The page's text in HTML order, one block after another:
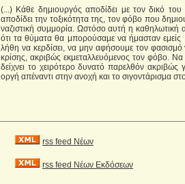
(...) Κάθε δημιουργός αποδίδει με τον δικό
αποδίδει την τοξικότητα της, τον φόβο που
ναζιστική συμμορία. Ωστόσο αυτή η καθηλωτική
ότι τα θύματα θα μπορούσαμε να ήμασταν
λήθη να κερδίσει, να μην αφήσουμε τον
κρίσης, ακριβώς εκμεταλλευόμενος τον φόβο.
δείχνει το χειρότερο δυνατό παρελθόν
οργή απέναντι στην ανοχή και το σιγοντάρισμα
rss feed Νέων
rss feed Νέων Εκδόσεων